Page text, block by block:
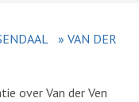
» VAN DER
over Van der Ven